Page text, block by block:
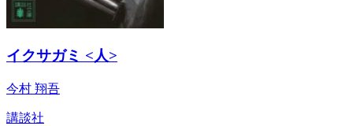
イクサガミ <人>
今村 翔吾
講談社